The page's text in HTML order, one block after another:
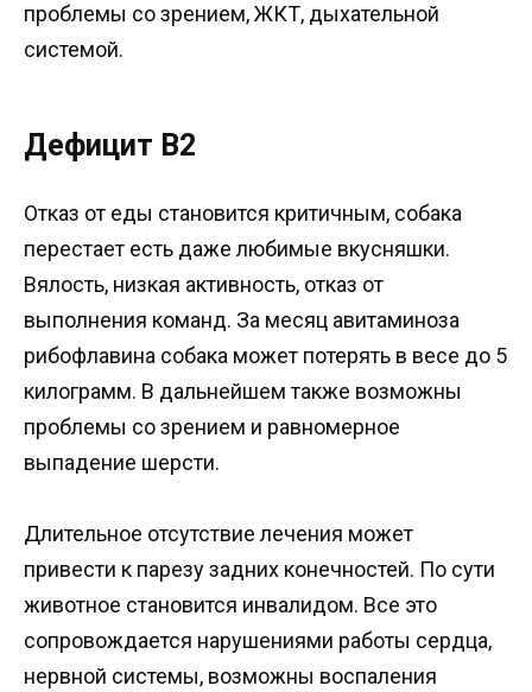
проблемы со зрением, ЖКТ, дыхательной
системой.
Дефицит B2
Отказ от еды становится критичным, собака
перестает есть даже любимые вкусняшки.
Вялость, низкая активность, отказ от
выполнения команд. За месяц авитаминоза
рибофлавина собака может потерять в весе до 5
килограмм. В дальнейшем также возможны
проблемы со зрением и равномерное
выпадение шерсти.
Длительное отсутствие лечения может
привести к парезу задних конечностей. По сути
животное становится инвалидом. Все это
сопровождается нарушениями работы сердца,
нервной системы, возможны воспаления